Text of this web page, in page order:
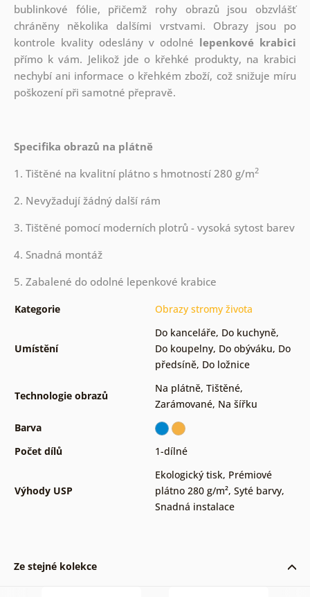
bublinkové fólie, přičemž rohy obrazů jsou obzvlášť
chráněny několika dalšími vrstvami. Obrazy jsou po
kontrole kvality odeslány v odolné lepenkové krabici
přímo k vám. Jelikož jde o křehké produkty, na krabici
nechybí ani informace o křehkém zboží, což snižuje míru
poškození při samotné přepravě.
Specifika obrazů na plátně
1. Tištěné na kvalitní plátno s hmotností 280 g/m2
2. Nevyžadují žádný další rám
3. Tištěné pomocí moderních plotrů - vysoká sytost barev
4. Snadná montáž
5. Zabalené do odolné lepenkové krabice
Kategorie Obrazy stromy života
Umístění
Do kanceláře, Do kuchyně,
Do koupelny, Do obýváku, Do
předsíně, Do ložnice
Technologie obrazů
Na plátně, Tištěné,
Zarámované, Na šířku
Barva
Počet dílů
1-dílné
Výhody USP
Ekologický tisk, Prémiové
plátno 280 g/m², Syté barvy,
Snadná instalace
Ze stejné kolekce